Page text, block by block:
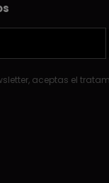
aceptas el